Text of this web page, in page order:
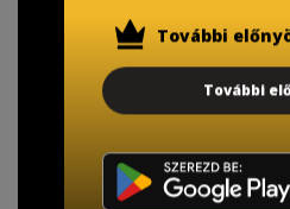
TISZTELT VÁSÁRLÓNK!
adatainak biztonsága
A Kormány döntése alapján a
További
További